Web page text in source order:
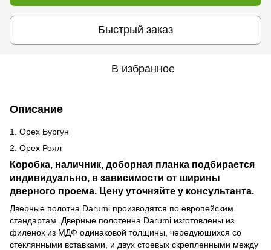
Быстрый заказ
В избранное
Описание
1. Орех Бургун
2. Орех Роял
Коробка, наличник, доборная планка подбирается
индивидуально, в зависимости от ширины
дверного проема. Цену уточняйте у консультанта.
Дверные полотна Darumi производятся по европейским
стандартам. Дверные полотенна Darumi изготовлены из
филенок из МДФ одинаковой толщины, чередующихся со
стеклянными вставками, и двух стоевых скрепленными между